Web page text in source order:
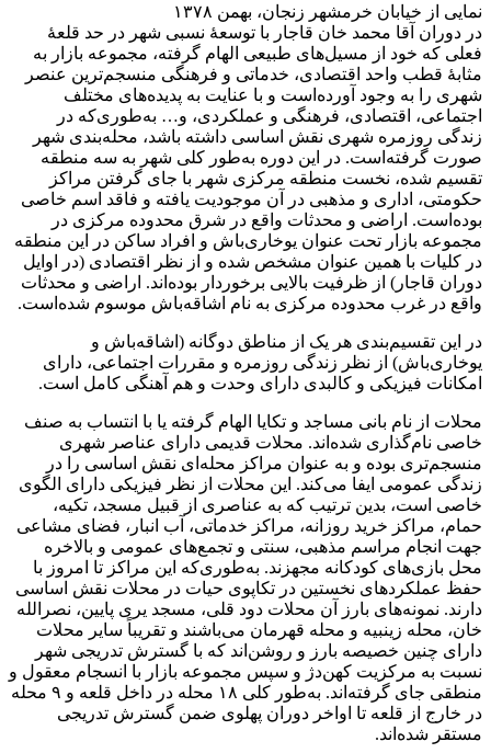
نمایی از خیابان خرمشهر زنجان، بهمن ۱۳۷۸
در دوران آقا محمد خان قاجار با توسعهٔ نسبی شهر در حد قلعهٔ
فعلی که خود از مسیل‌های طبیعی الهام گرفته، مجموعه بازار به
مثابهٔ قطب واحد اقتصادی، خدماتی و فرهنگی منسجم‌ترین عنصر
شهری را به وجود آورده‌است و با عنایت به پدیده‌های مختلف
اجتماعی، اقتصادی، فرهنگی و عملکردی، و… به‌طوری‌که در
زندگی روزمره شهری نقش اساسی داشته باشد، محله‌بندی شهر
صورت گرفته‌است. در این دوره به‌طور کلی شهر به سه منطقه
تقسیم شده، نخست منطقه مرکزی شهر با جای گرفتن مراکز
حکومتی، اداری و مذهبی در آن موجودیت یافته و فاقد اسم خاصی
بوده‌است. اراضی و محدثات واقع در شرق محدوده مرکزی در
مجموعه بازار تحت عنوان یوخاری‌باش و افراد ساکن در این منطقه
در کلیات با همین عنوان مشخص شده و از نظر اقتصادی (در اوایل
دوران قاجار) از ظرفیت بالایی برخوردار بوده‌اند. اراضی و محدثات
واقع در غرب محدوده مرکزی به نام اشاقه‌باش موسوم شده‌است.
در این تقسیم‌بندی هر یک از مناطق دوگانه (اشاقه‌باش و
یوخاری‌باش) از نظر زندگی روزمره و مقررات اجتماعی، دارای
امکانات فیزیکی و کالبدی دارای وحدت و هم آهنگی کامل است.
محلات از نام بانی مساجد و تکایا الهام گرفته یا با انتساب به صنف
خاصی نام‌گذاری شده‌اند. محلات قدیمی دارای عناصر شهری
منسجم‌تری بوده و به عنوان مراکز محله‌ای نقش اساسی را در
زندگی عمومی ایفا می‌کند. این محلات از نظر فیزیکی دارای الگوی
خاصی است، بدین ترتیب که به عناصری از قبیل مسجد، تکیه،
حمام، مراکز خرید روزانه، مراکز خدماتی، آب انبار، فضای مشاعی
جهت انجام مراسم مذهبی، سنتی و تجمع‌های عمومی و بالاخره
محل بازی‌های کودکانه مجهزند. به‌طوری‌که این مراکز تا امروز با
حفظ عملکردهای نخستین در تکاپوی حیات در محلات نقش اساسی
دارند. نمونه‌های بارز آن محلات دود قلی، مسجد یری پایین، نصرالله
خان، محله زینبیه و محله قهرمان می‌باشند و تقریباً سایر محلات
دارای چنین خصیصه بارز و روشن‌اند که با گسترش تدریجی شهر
نسبت به مرکزیت کهن‌دژ و سپس مجموعه بازار با انسجام معقول و
منطقی جای گرفته‌اند. به‌طور کلی ۱۸ محله در داخل قلعه و ۹ محله
در خارج از قلعه تا اواخر دوران پهلوی ضمن گسترش تدریجی
مستقر شده‌اند.